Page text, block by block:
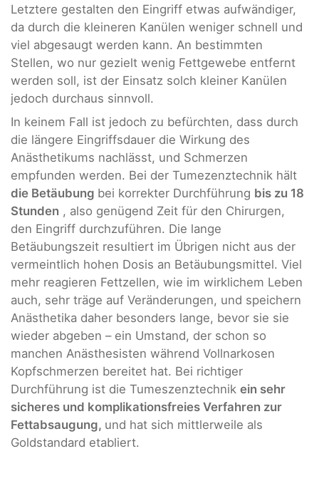
Letztere gestalten den Eingriff etwas aufwändiger,
da durch die kleineren Kanülen weniger schnell und
viel abgesaugt werden kann. An bestimmten
Stellen, wo nur gezielt wenig Fettgewebe entfernt
werden soll, ist der Einsatz solch kleiner Kanülen
jedoch durchaus sinnvoll.
In keinem Fall ist jedoch zu befürchten, dass durch
die längere Eingriffsdauer die Wirkung des
Anästhetikums nachlässt, und Schmerzen
empfunden werden. Bei der Tumezenztechnik hält
die Betäubung bei korrekter Durchführung bis zu 18
Stunden , also genügend Zeit für den Chirurgen,
den Eingriff durchzuführen. Die lange
Betäubungszeit resultiert im Übrigen nicht aus der
vermeintlich hohen Dosis an Betäubungsmittel. Viel
mehr reagieren Fettzellen, wie im wirklichem Leben
auch, sehr träge auf Veränderungen, und speichern
Anästhetika daher besonders lange, bevor sie sie
wieder abgeben – ein Umstand, der schon so
manchen Anästhesisten während Vollnarkosen
Kopfschmerzen bereitet hat. Bei richtiger
Durchführung ist die Tumeszenztechnik ein sehr
sicheres und komplikationsfreies Verfahren zur
Fettabsaugung, und hat sich mittlerweile als
Goldstandard etabliert.